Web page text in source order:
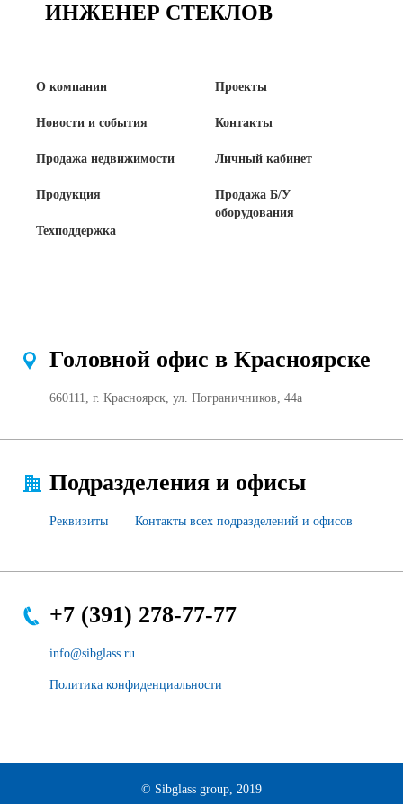
ИНЖЕНЕР СТЕКЛОВ
О компании
Новости и события
Продажа недвижимости
Продукция
Техподдержка
Проекты
Контакты
Личный кабинет
Продажа Б/У
оборудования
Головной офис в Красноярске
660111, г. Красноярск, ул. Пограничников, 44а
Подразделения и офисы
Реквизиты Контакты всех подразделений и офисов
+7 (391) 278-77-77
info@sibglass.ru
Политика конфиденциальности
© Sibglass group, 2019